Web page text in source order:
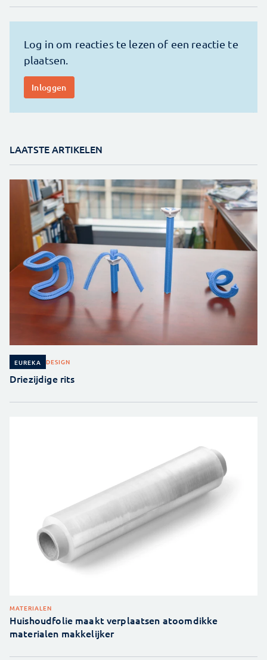
LAATSTE ARTIKELEN
EUREKA DESIGN
Driezijdige rits
MATERIALEN
Huishoudfolie maakt verplaatsen atoomdikke
materialen makkelijker